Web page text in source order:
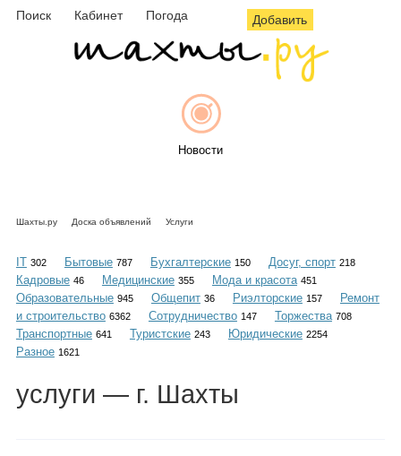
Поиск Кабинет Погода Добавить
Новости
Объявления
Каталог
Шахты.ру Доска объявлений Услуги
IT 302 Бытовые 787 Бухгалтерские 150 Досуг, спорт 218
Кадровые 46 Медицинские 355 Мода и красота 451
Образовательные 945 Общепит 36 Риэлторские 157
Ремонт
и строительство 6362 Сотрудничество 147 Торжества 708
Транспортные 641 Туристские 243 Юридические 2254
Разное 1621
услуги — г. Шахты